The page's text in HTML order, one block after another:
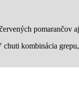
pomarančov
kombinácia